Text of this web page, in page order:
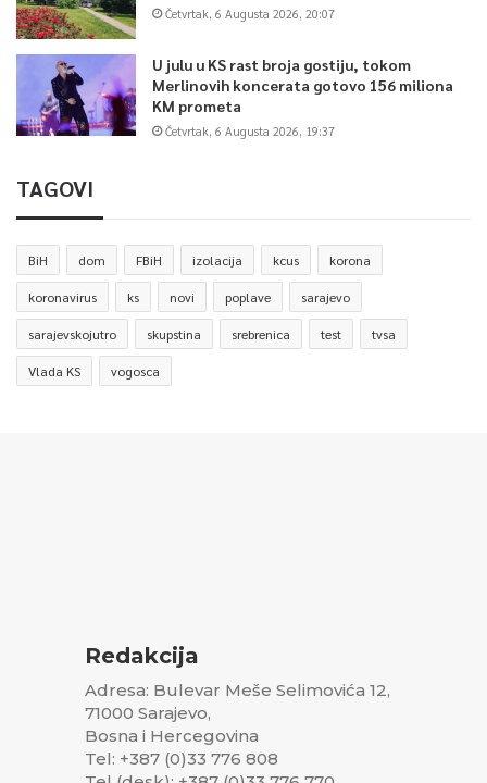
Četvrtak, 6 Augusta 2026, 20:07
U julu u KS rast broja gostiju, tokom
Merlinovih koncerata gotovo 156 miliona
KM prometa
Četvrtak, 6 Augusta 2026, 19:37
TAGOVI
BiH dom FBiH izolacija kcus korona
koronavirus ks novi poplave sarajevo
sarajevskojutro skupstina srebrenica test tvsa
Vlada KS vogosca
Redakcija
Adresa: Bulevar Meše Selimovića 12,
71000 Sarajevo,
Bosna i Hercegovina
Tel: +387 (0)33 776 808